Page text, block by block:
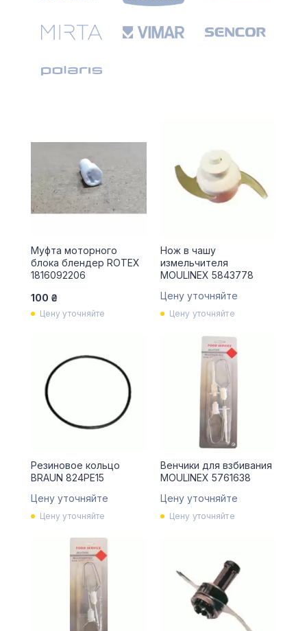
Муфта моторного
блока блендер ROTEX
1816092206
100 ₴
Цену уточняйте
Нож в чашу
измельчителя
MOULINEX 5843778
Цену уточняйте
Цену уточняйте
Резиновое кольцо
BRAUN 824PE15
Цену уточняйте
Цену уточняйте
Венчики для взбивания
MOULINEX 5761638
Цену уточняйте
Цену уточняйте